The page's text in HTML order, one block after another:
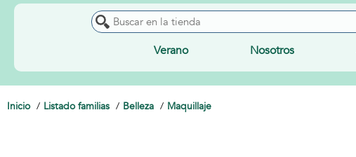
Verano Nosotros
Inicio Listado familias Belleza Maquillaje